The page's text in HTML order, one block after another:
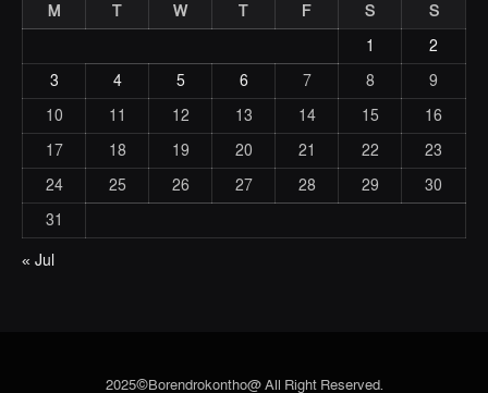
M
T W T F S
S
1
2
3
4 5 6 7 8
9
10
11 12 13 14 15
16
17
18 19 20 21 22
23
24
25 26 27 28 29
30
31
« Jul
2025©Borendrokontho@ All Right Reserved.